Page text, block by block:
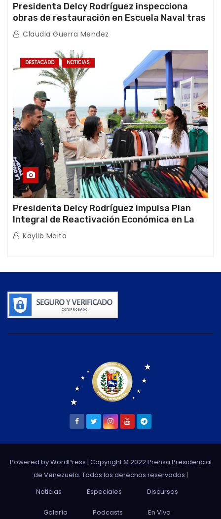
Presidenta Delcy Rodríguez inspecciona
obras de restauración en Escuela Naval tras
afectaciones sísmicas en La Guaira
Claudia Guerra Mendez
DESTACADO NOTICIAS
Presidenta Delcy Rodríguez impulsa Plan
Integral de Reactivación Económica en La
Guaira
Kaylib Maita
Powered by WordPress | Copyright © 2022 Prensa Presidencial
de Venezuela. Todos los derechos reservados |
Noticias
Especiales Discursos
Galería Podcasts En Vivo